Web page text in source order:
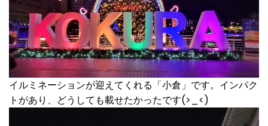
イルミネーションが迎えてくれる「小倉」です。インパク
トがあり、どうしても載せたかったです(>_<)